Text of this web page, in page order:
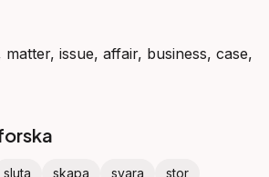
issue, affair, business, case,
sluta skapa svara stor